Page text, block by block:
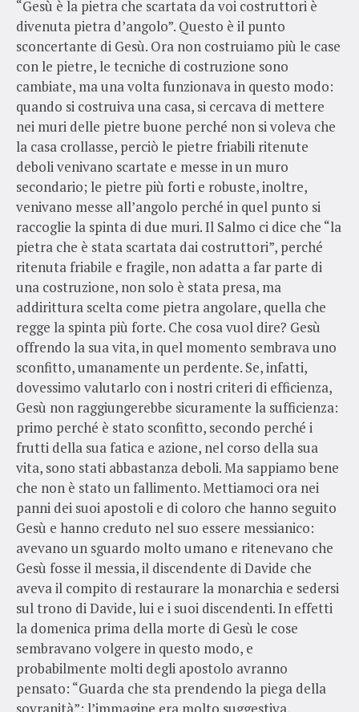
“Gesù è la pietra che scartata da voi costruttori è
divenuta pietra d’angolo”. Questo è il punto
sconcertante di Gesù. Ora non costruiamo più le case
con le pietre, le tecniche di costruzione sono
cambiate, ma una volta funzionava in questo modo:
quando si costruiva una casa, si cercava di mettere
nei muri delle pietre buone perché non si voleva che
la casa crollasse, perciò le pietre friabili ritenute
deboli venivano scartate e messe in un muro
secondario; le pietre più forti e robuste, inoltre,
venivano messe all’angolo perché in quel punto si
raccoglie la spinta di due muri. Il Salmo ci dice che “la
pietra che è stata scartata dai costruttori”, perché
ritenuta friabile e fragile, non adatta a far parte di
una costruzione, non solo è stata presa, ma
addirittura scelta come pietra angolare, quella che
regge la spinta più forte. Che cosa vuol dire? Gesù
offrendo la sua vita, in quel momento sembrava uno
sconfitto, umanamente un perdente. Se, infatti,
dovessimo valutarlo con i nostri criteri di efficienza,
Gesù non raggiungerebbe sicuramente la sufficienza:
primo perché è stato sconfitto, secondo perché i
frutti della sua fatica e azione, nel corso della sua
vita, sono stati abbastanza deboli. Ma sappiamo bene
che non è stato un fallimento. Mettiamoci ora nei
panni dei suoi apostoli e di coloro che hanno seguito
Gesù e hanno creduto nel suo essere messianico:
avevano un sguardo molto umano e ritenevano che
Gesù fosse il messia, il discendente di Davide che
aveva il compito di restaurare la monarchia e sedersi
sul trono di Davide, lui e i suoi discendenti. In effetti
la domenica prima della morte di Gesù le cose
sembravano volgere in questo modo, e
probabilmente molti degli apostolo avranno
pensato: “Guarda che sta prendendo la piega della
sovranità”; l’immagine era molto suggestiva,